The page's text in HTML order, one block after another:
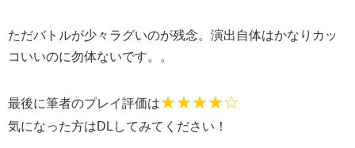
ただバトルが少々ラグいのが残念。演出自体はかなりカッ
コいいのに勿体ないです。。
最後に筆者のプレイ評価は★★★★☆
気になった方はDLしてみてください！